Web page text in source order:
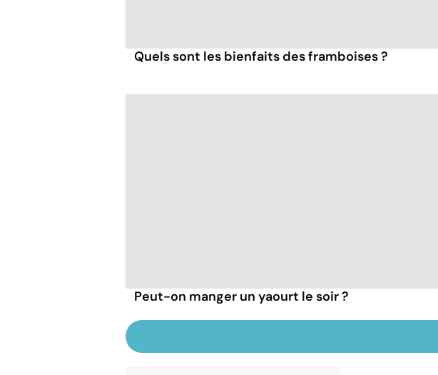
Quels sont les bienfaits des framboises ?
Peut-on manger un yaourt le soir ?